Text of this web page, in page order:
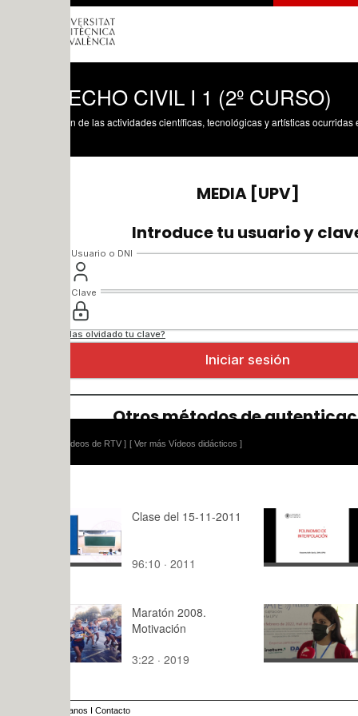
CIVIL I 1 (2º CURSO)
de las actividades científicas, tecnológicas y artísticas ocurridas en los tres
[ Ver más Vídeos didácticos ]
Clase del 15-11-2011
96:10 · 2011
6:17 · 2026
Maratón 2008.
Motivación
3:22 · 2019
Quédate
1:24 · 2024